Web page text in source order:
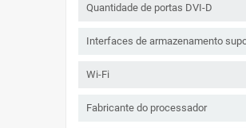
Quantidade de portas DVI-D
Interfaces de armazenamento
Wi-Fi
Fabricante do processador